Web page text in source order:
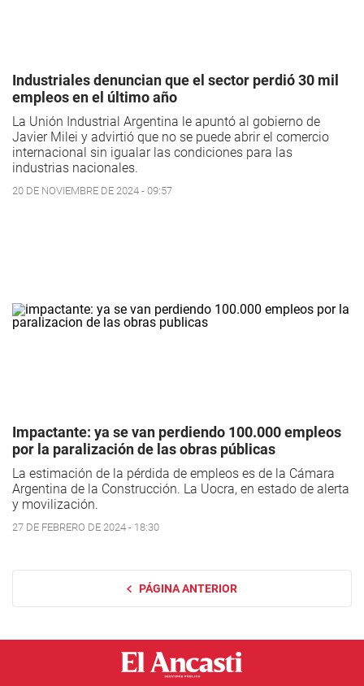
Industriales denuncian que el sector perdió 30 mil
empleos en el último año
La Unión Industrial Argentina le apuntó al gobierno de
Javier Milei y advirtió que no se puede abrir el comercio
internacional sin igualar las condiciones para las
industrias nacionales.
20 DE NOVIEMBRE DE 2024 - 09:57
Impactante: ya se van perdiendo 100.000 empleos
por la paralización de las obras públicas
La estimación de la pérdida de empleos es de la Cámara
Argentina de la Construcción. La Uocra, en estado de alerta
y movilización.
27 DE FEBRERO DE 2024 - 18:30
PÁGINA ANTERIOR